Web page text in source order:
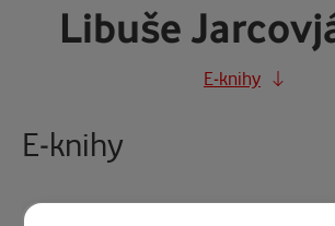
Libuše
E-knihy
E-knihy